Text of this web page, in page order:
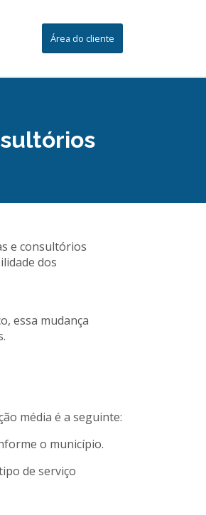
Área do cliente
e consultórios
dos
essa mudança
média é a seguinte:
o município.
de serviço